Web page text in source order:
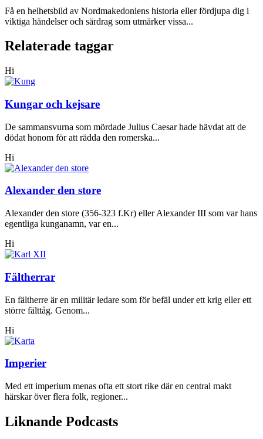
Få en helhetsbild av Nordmakedoniens historia eller fördjupa dig i
viktiga händelser och särdrag som utmärker vissa...
Relaterade taggar
Hi
Kungar och kejsare
De sammansvurna som mördade Julius Caesar hade hävdat att de
dödat honom för att rädda den romerska...
Hi
Alexander den store
Alexander den store (356-323 f.Kr) eller Alexander III som var hans
egentliga kunganamn, var en...
Hi
Fältherrar
En fältherre är en militär ledare som för befäl under ett krig eller ett
större fälttåg. Genom...
Hi
Imperier
Med ett imperium menas ofta ett stort rike där en central makt
härskar över flera folk, regioner...
Liknande Podcasts